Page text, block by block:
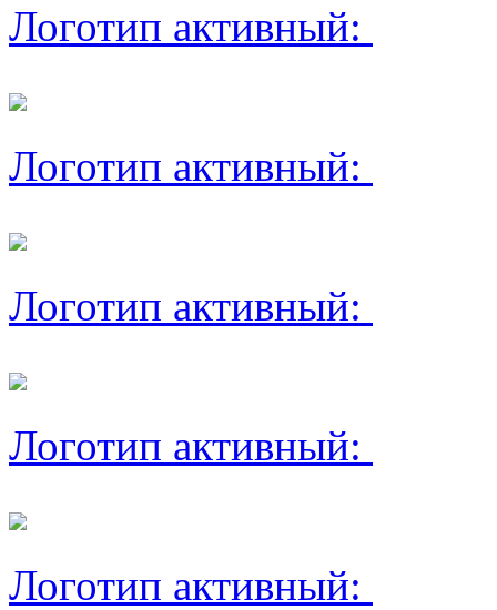
Логотип активный:
Логотип активный:
Логотип активный:
Логотип активный:
Логотип активный: